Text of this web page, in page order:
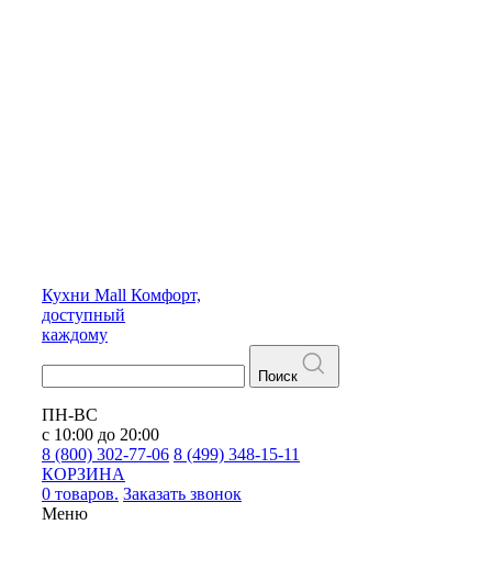
Кухни Mall Комфорт,
доступный
каждому
Поиск
ПН-ВС
с 10:00 до 20:00
8 (800) 302-77-06 8 (499) 348-15-11
КОРЗИНА
0 товаров. Заказать звонок
Меню